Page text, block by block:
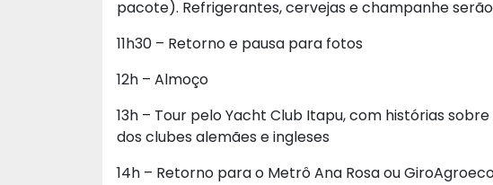
pacote). Refrigerantes, cervejas e champanhe
11h30 – Retorno e pausa para fotos
12h – Almoço
13h – Tour pelo Yacht Club Itapu, com histórias
dos clubes alemães e ingleses
14h – Retorno para o Metrô Ana Rosa ou